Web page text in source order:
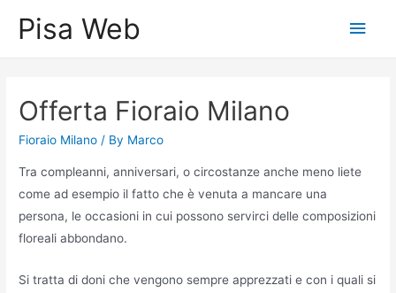
Pisa Web
Main
Offerta Fioraio Milano
Fioraio Milano / By Marco
Tra compleanni, anniversari, o circostanze anche meno liete
come ad esempio il fatto che è venuta a mancare una
persona, le occasioni in cui possono servirci delle composizioni
floreali abbondano.
Si tratta di doni che vengono sempre apprezzati e con i quali si